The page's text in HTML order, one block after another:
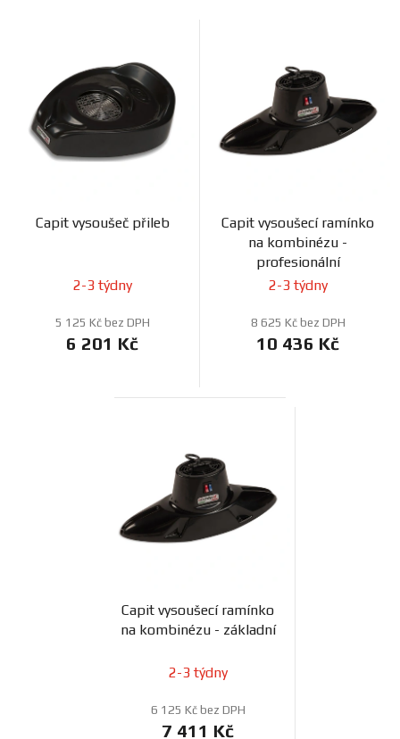
Capit vysoušeč přileb
2-3 týdny
5 125 Kč bez DPH
6 201 Kč
Capit vysoušecí ramínko
na kombinézu -
profesionální
2-3 týdny
8 625 Kč bez DPH
10 436 Kč
Capit vysoušecí ramínko
na kombinézu - základní
2-3 týdny
6 125 Kč bez DPH
7 411 Kč